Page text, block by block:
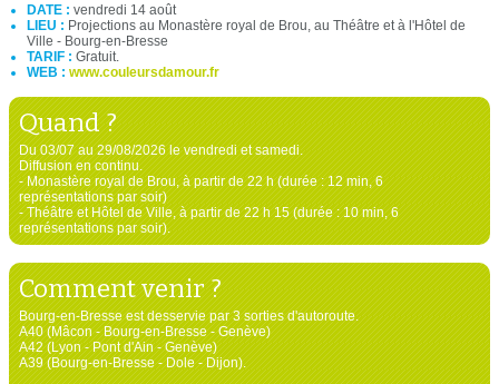
DATE : vendredi 14 août
LIEU : Projections au Monastère royal de Brou, au Théâtre et à l'Hôtel de
Ville - Bourg-en-Bresse
TARIF : Gratuit.
WEB : www.couleursdamour.fr
Quand ?
Du 03/07 au 29/08/2026 le vendredi et samedi.
Diffusion en continu.
- Monastère royal de Brou, à partir de 22 h (durée : 12 min, 6
représentations par soir)
- Théâtre et Hôtel de Ville, à partir de 22 h 15 (durée : 10 min, 6
représentations par soir).
Comment venir ?
Bourg-en-Bresse est desservie par 3 sorties d'autoroute.
A40 (Mâcon - Bourg-en-Bresse - Genève)
A42 (Lyon - Pont d'Ain - Genève)
A39 (Bourg-en-Bresse - Dole - Dijon).